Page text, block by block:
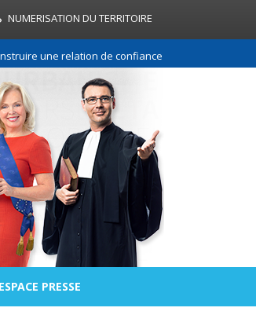
NUMERISATION DU TERRITOIRE
une relation de confiance entre les communes
ESPACE PRESSE